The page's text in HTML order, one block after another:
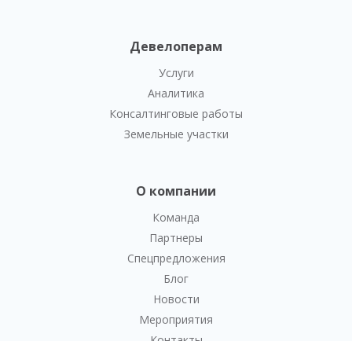
Девелоперам
Услуги
Аналитика
Консалтинговые работы
Земельные участки
О компании
Команда
Партнеры
Спецпредложения
Блог
Новости
Мероприятия